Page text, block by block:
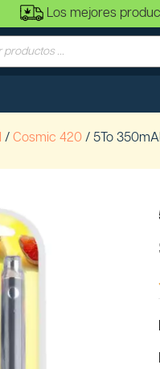
Los mejores
/ Cosmic 420 / 5To